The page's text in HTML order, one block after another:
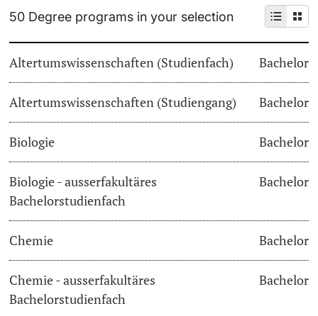
PhD Candidates
Donors & Alumni
Further information
Informations, Events & Get a Taste
Student Advice Center
Academic Advice
In My Studies
Course Directory
Course Registration
Continuing Education
University
50 Degree programs in your selection
Altertumswissenschaften (Studienfach) Bachelor
Altertumswissenschaften (Studiengang) Bachelor
Biologie Bachelor
Biologie - ausserfakultäres
Bachelorstudienfach
Bachelor
Chemie Bachelor
Chemie - ausserfakultäres
Bachelorstudienfach
Bachelor